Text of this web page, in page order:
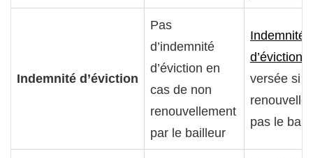
Indemnité d’éviction
Pas
d’indemnité
d’éviction en
cas de non
renouvellement
par le bailleur
Indemnité
d’éviction
versée si
pas le